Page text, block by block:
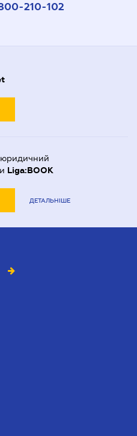
210-102
Liga:BOOK
ДЕТАЛЬНІШЕ